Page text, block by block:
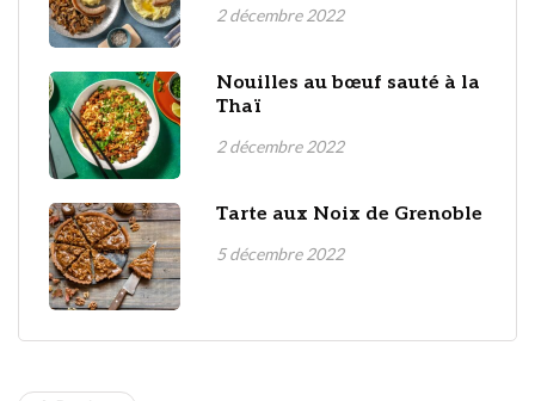
2 décembre 2022
Nouilles au bœuf sauté à la
Thaï
2 décembre 2022
Tarte aux Noix de Grenoble
5 décembre 2022